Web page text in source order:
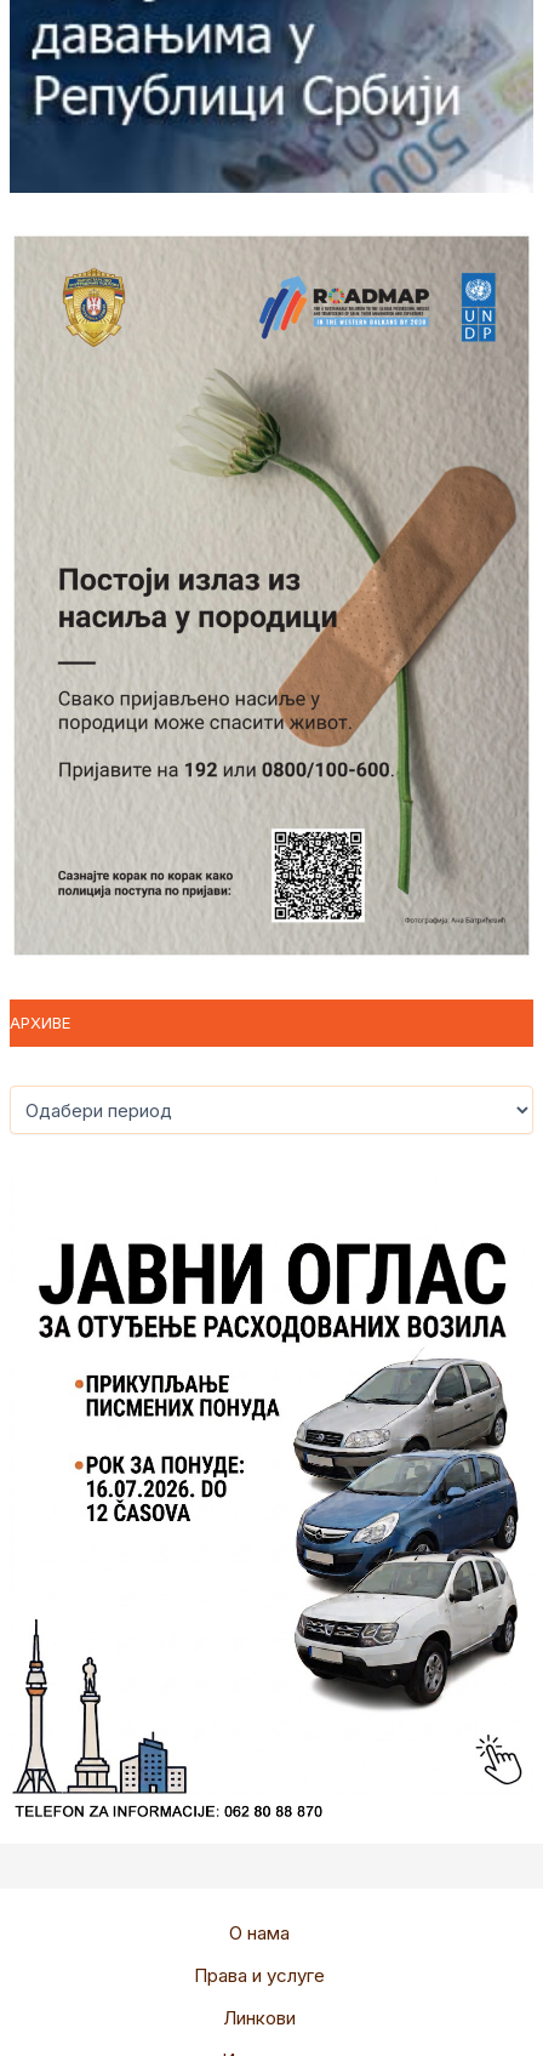
АРХИВЕ
О нама
Права и услуге
Линкови